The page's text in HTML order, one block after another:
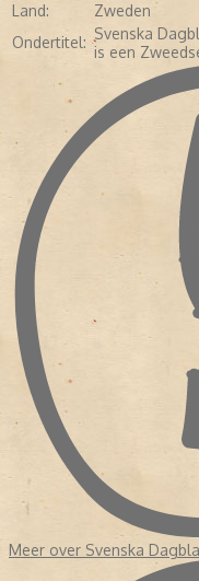
Land:
Zweden
Ondertitel: Svenska
is een
Meer over Svenska